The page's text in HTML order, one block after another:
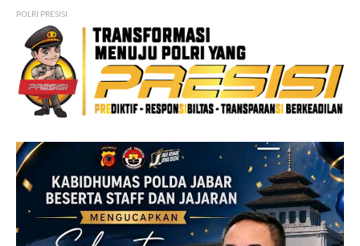
POLRI PRESISI